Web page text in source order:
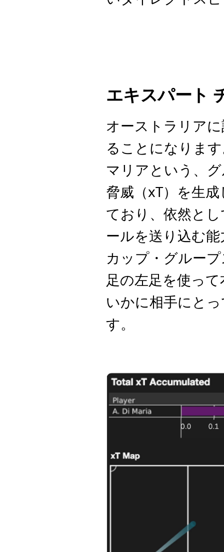
エキスパート
オーストラリア
ることになりま
マリアという、
脅威（xT）を生
ており、依然と
ールを送り込む
カップ・グルー
足の左足を使っ
いかに相手にと
す。